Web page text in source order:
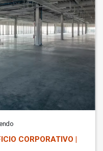
CORPORATIVO |